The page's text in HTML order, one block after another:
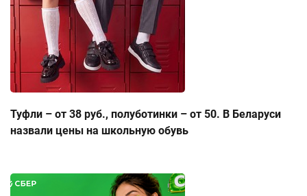
Туфли – от 38 руб., полуботинки – от 50. В Беларуси
назвали цены на школьную обувь